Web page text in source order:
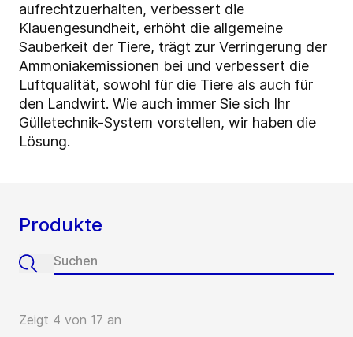
aufrechtzuerhalten, verbessert die
Klauengesundheit, erhöht die allgemeine
Sauberkeit der Tiere, trägt zur Verringerung der
Ammoniakemissionen bei und verbessert die
Luftqualität, sowohl für die Tiere als auch für
den Landwirt. Wie auch immer Sie sich Ihr
Gülletechnik-System vorstellen, wir haben die
Lösung.
Produkte
Zeigt 4 von 17 an